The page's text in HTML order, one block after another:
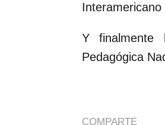
Interamericano
Y finalmente
Pedagógica
COMPARTE